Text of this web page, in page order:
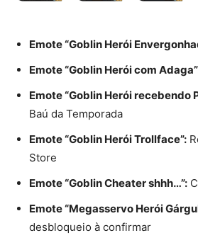
Emote “Goblin Herói
Emote “Goblin Herói com
Emote “Goblin Herói recebendo
Baú da Temporada
Emote “Goblin Herói Trollface”:
Store
Emote “Goblin Cheater shhh…”:
Emote “Megasservo Herói
desbloqueio à confirmar